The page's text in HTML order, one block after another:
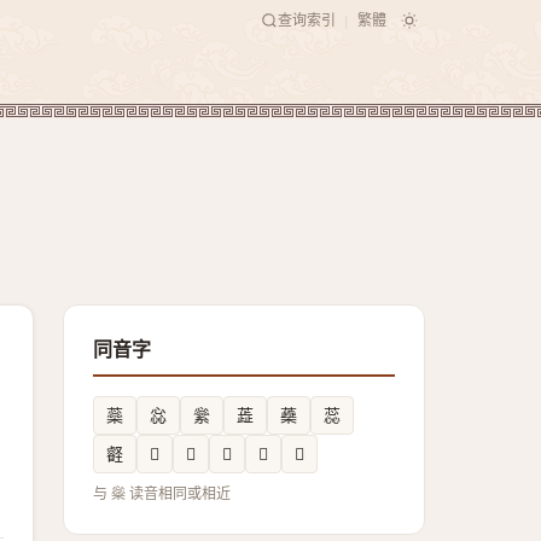
查询索引 繁體
同音字
蘂 惢 繠 蕋 蘃
蕊
壡
𤃓 𦢬 𧁚 𥳝 𡯒
与 橤 读音相同或相近